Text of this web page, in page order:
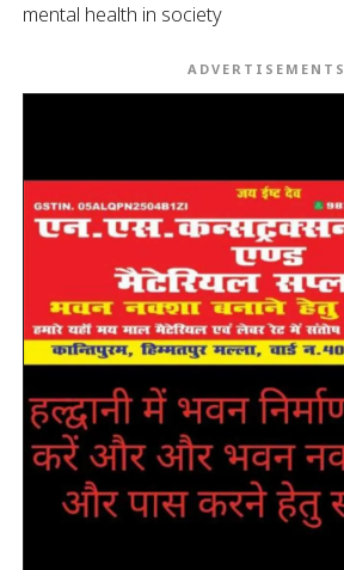
mental health in society
ADVERTISEMENTS